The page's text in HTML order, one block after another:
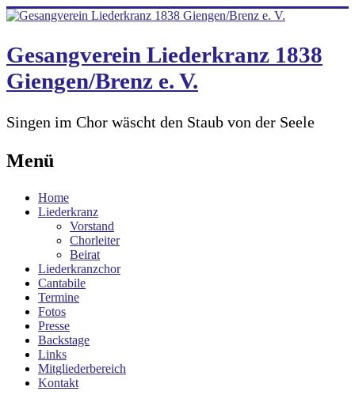
Skip
Gesangverein Liederkranz 1838
Giengen/Brenz e. V.
Singen im Chor wäscht den Staub von der Seele
Menü
Home
Liederkranz
Vorstand
Chorleiter
Beirat
Liederkranzchor
Cantabile
Termine
Fotos
Presse
Backstage
Links
Mitgliederbereich
Kontakt